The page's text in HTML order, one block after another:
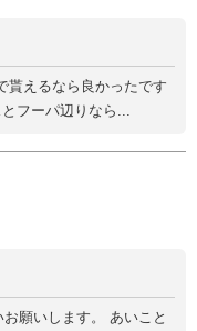
貰えるなら良かったです
フーパ辺りなら...
願いします。 あいこと